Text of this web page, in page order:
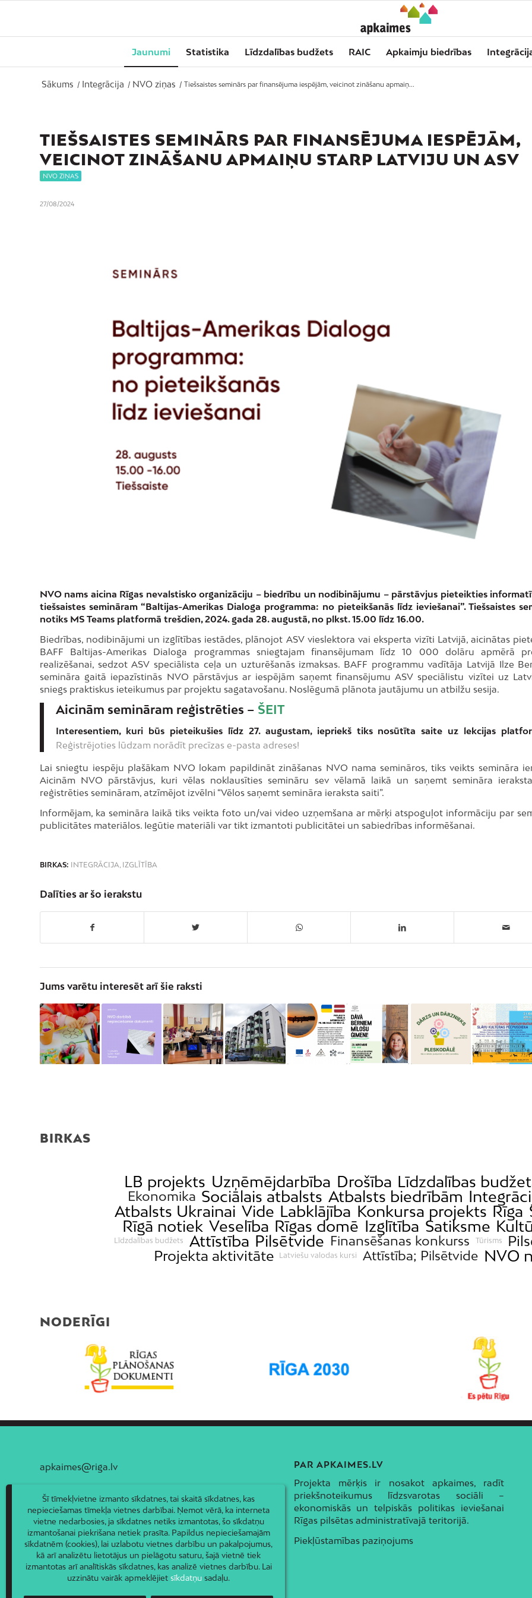
Jaunumi Statistika Līdzdalības budžets RAIC Apkaimju biedrības
Sākums / Integrācija / NVO ziņas / Tiešsaistes seminārs par finansējuma iespējām, veicinot zināšanu apmaiņ...
TIEŠSAISTES SEMINĀRS PAR FINANSĒJUMA IESPĒJĀM,
VEICINOT ZINĀŠANU APMAIŅU STARP LATVIJU UN ASV
NVO ZIŅAS
27/08/2024
NVO nams aicina Rīgas nevalstisko organizāciju – biedrību un nodibinājumu – pārstāvjus pieteikties
tiešsaistes semināram “Baltijas-Amerikas Dialoga programma: no pieteikšanās līdz ieviešanai”. Tiešsaistes
notiks MS Teams platformā trešdien, 2024. gada 28. augustā, no plkst. 15.00 līdz 16.00.
Biedrības, nodibinājumi un izglītības iestādes, plānojot ASV vieslektora vai eksperta vizīti Latvijā, aicinātas
BAFF Baltijas-Amerikas Dialoga programmas sniegtajam finansējumam līdz 10 000 dolāru apmērā
realizēšanai, sedzot ASV speciālista ceļa un uzturēšanās izmaksas. BAFF programmu vadītāja Latvijā Ilze
semināra gaitā iepazīstinās NVO pārstāvjus ar iespējām saņemt finansējumu ASV speciālistu vizītei uz
sniegs praktiskus ieteikumus par projektu sagatavošanu. Noslēgumā plānota jautājumu un atbilžu sesija.
Aicinām semināram reģistrēties – ŠEIT
Interesentiem, kuri būs pieteikušies līdz 27. augustam, iepriekš tiks nosūtīta saite uz lekcijas
Reģistrējoties lūdzam norādīt precīzas e-pasta adreses!
Lai sniegtu iespēju plašākam NVO lokam papildināt zināšanas NVO nama semināros, tiks veikts semināra
Aicinām NVO pārstāvjus, kuri vēlas noklausīties semināru sev vēlamā laikā un saņemt semināra
reģistrēties semināram, atzīmējot izvēlni “Vēlos saņemt semināra ieraksta saiti”.
Informējam, ka semināra laikā tiks veikta foto un/vai video uzņemšana ar mērķi atspoguļot informāciju par
publicitātes materiālos. Iegūtie materiāli var tikt izmantoti publicitātei un sabiedrības informēšanai.
BIRKAS: INTEGRĀCIJA, IZGLĪTĪBA
Dalīties ar šo ierakstu
Jums varētu interesēt arī šie raksti
BIRKAS
LB projekts Uzņēmējdarbība Drošība Līdzdalības
Ekonomika Sociālais atbalsts Atbalsts biedrībām
Atbalsts Ukrainai Vide Labklājība Konkursa projekts Rīga
Rīgā notiek Veselība Rīgas domē Izglītība Satiksme
Līdzdalības budžets Attīstība Pilsētvide Finansēšanas konkurss Tūrisms
Projekta aktivitāte Latviešu valodas kursi Attīstība; Pilsētvide NVO
NODERĪGI
apkaimes@riga.lv PAR APKAIMES.LV
Projekta mērķis ir nosakot apkaimes, radīt
priekšnoteikumus līdzsvarotas sociāli –
ekonomiskās un telpiskās politikas ieviešanai
Rīgas pilsētas administratīvajā teritorijā.
Piekļūstamības paziņojums
Šī tīmekļvietne izmanto sīkdatnes, tai skaitā sīkdatnes, kas
nepieciešamas tīmekļa vietnes darbībai. Ņemot vērā, ka interneta
vietne nedarbosies, ja sīkdatnes netiks izmantotas, šo sīkdatņu
izmantošanai piekrišana netiek prasīta. Papildus nepieciešamajām
sīkdatnēm (cookies), lai uzlabotu vietnes darbību un pakalpojumus,
kā arī analizētu lietotājus un pielāgotu saturu, šajā vietnē tiek
izmantotas arī analītiskās sīkdatnes, kas analizē vietnes darbību. Lai
uzzinātu vairāk apmeklējietsīkdatņu sadaļu.